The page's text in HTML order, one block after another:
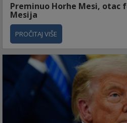
Preminuo Horhe Mesi, otac
Mesija
PROČITAJ VIŠE